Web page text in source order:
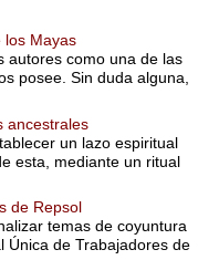
los Mayas
autores como una de las
posee. Sin duda alguna,
ancestrales
un lazo espiritual
esta, mediante un ritual
de Repsol
temas de coyuntura
Única de Trabajadores de